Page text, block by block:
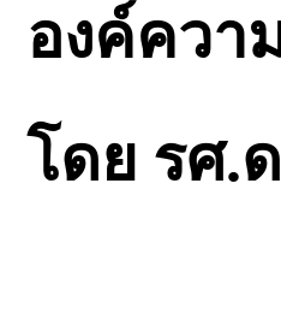
องค์ควา
โดย รศ.